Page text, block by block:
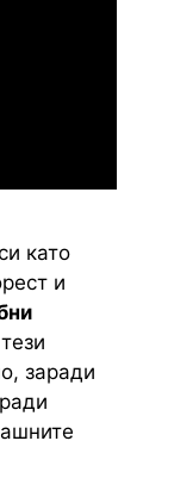
като
и
заради